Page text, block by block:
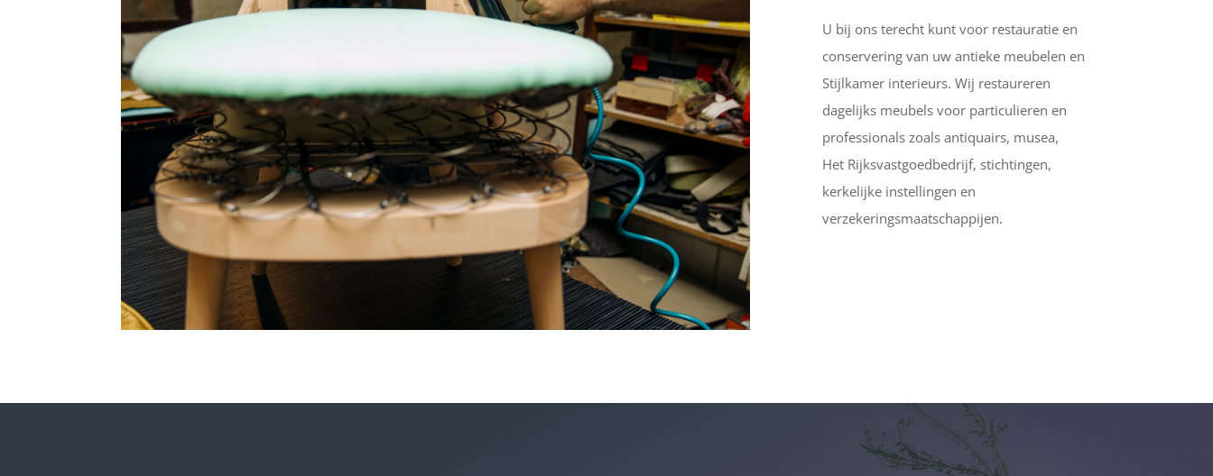
U bij ons terecht kunt voor restauratie en
conservering van uw antieke meubelen en
Stijlkamer interieurs. Wij restaureren
dagelijks meubels voor particulieren en
professionals zoals antiquairs, musea,
Het Rijksvastgoedbedrijf, stichtingen,
kerkelijke instellingen en
verzekeringsmaatschappijen.